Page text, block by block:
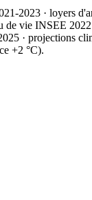
2023 · loyers
de vie INSEE 2022
· projections
+2 °C).